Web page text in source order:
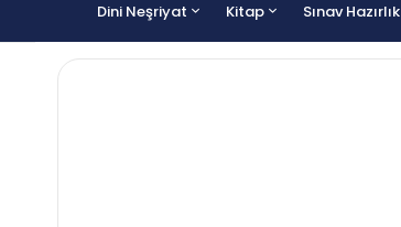
Dini Neşriyat Kitap Sınav Hazırlık